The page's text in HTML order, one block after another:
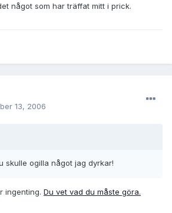
något som har träffat mitt i prick.
13, 2006
skulle ogilla något jag dyrkar!
ingenting. Du vet vad du måste göra.